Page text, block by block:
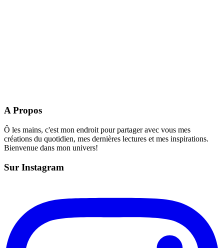
A Propos
Ô les mains, c'est mon endroit pour partager avec vous mes
créations du quotidien, mes dernières lectures et mes inspirations.
Bienvenue dans mon univers!
Sur Instagram